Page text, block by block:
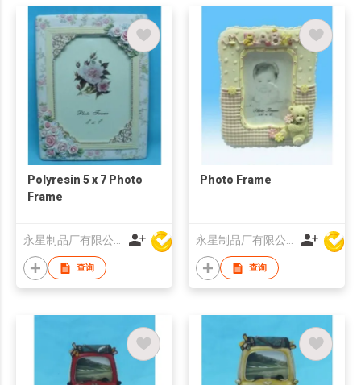
Polyresin 5 x 7 Photo
Frame
查询
Photo Frame
查询